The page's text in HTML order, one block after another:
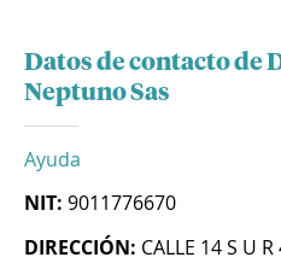
Datos de contacto de
Neptuno Sas
Ayuda
NIT: 9011776670
DIRECCIÓN: CALLE 14 S U